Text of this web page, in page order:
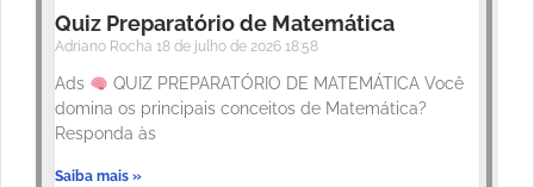
Quiz Preparatório de Matemática
Adriano Rocha 18 de julho de 2026 18:58
Ads
QUIZ PREPARATÓRIO DE MATEMÁTICA Você
domina os principais conceitos de Matemática?
Responda às
Saiba mais »